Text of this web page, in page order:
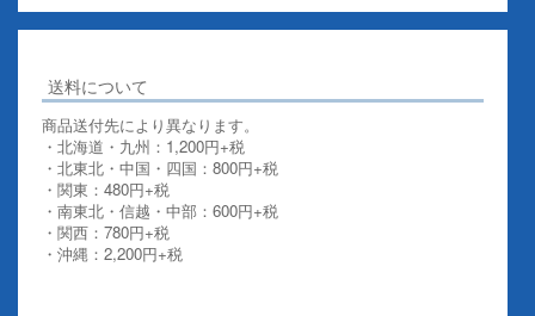
送料について
商品送付先により異なります。
・北海道・九州：1,200円+税
・北東北・中国・四国：800円+税
・関東：480円+税
・南東北・信越・中部：600円+税
・関西：780円+税
・沖縄：2,200円+税